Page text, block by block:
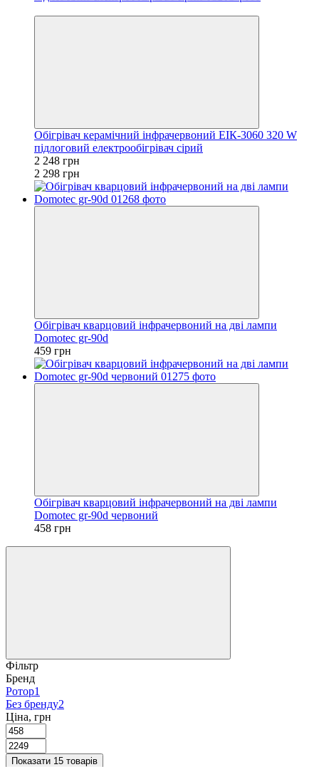
Обігрівач керамічний інфрачервоний ЕІК-3060 320 W
підлоговий електрообігрівач сірий
2 248 грн
2 298 грн
Обігрівач кварцовий інфрачервоний на дві лампи
Domotec gr-90d
459 грн
Обігрівач кварцовий інфрачервоний на дві лампи
Domotec gr-90d червоний
458 грн
Фільтр
Бренд
Ротор1
Без бренду2
Ціна, грн
Показати 15 товарів